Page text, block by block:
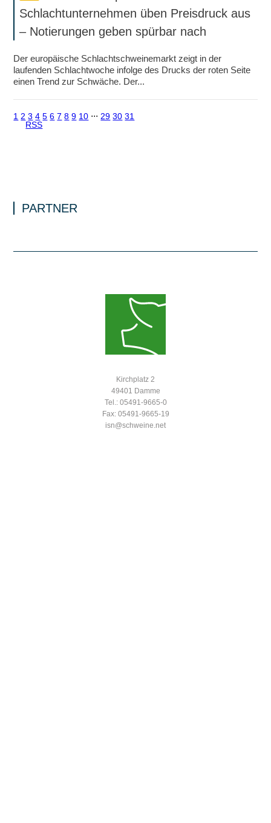
Schlachtunternehmen üben Preisdruck aus
– Notierungen geben spürbar nach
Der europäische Schlachtschweinemarkt zeigt in der
laufenden Schlachtwoche infolge des Drucks der roten Seite
einen Trend zur Schwäche. Der...
1 2 3 4 5 6 7 8 9 10 ⋅⋅⋅ 29 30 31
RSS
PARTNER
Kirchplatz 2
49401 Damme
Tel.: 05491-9665-0
Fax: 05491-9665-19
isn@schweine.net